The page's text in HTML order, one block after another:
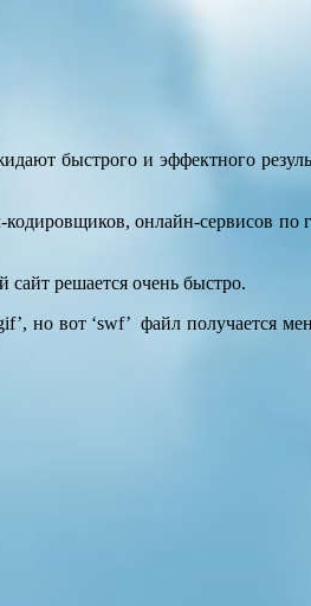
быстрого и эффектного
онлайн-сервисов по
сайт решается очень быстро.
но вот ‘swf’ файл получается